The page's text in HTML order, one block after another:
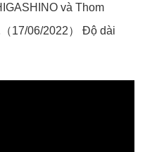
và Thom
17/06/2022） Độ dài